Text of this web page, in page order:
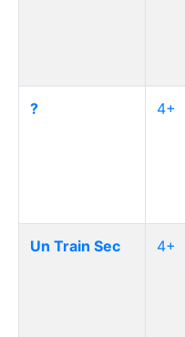
? 4+
Un Train Sec 4+